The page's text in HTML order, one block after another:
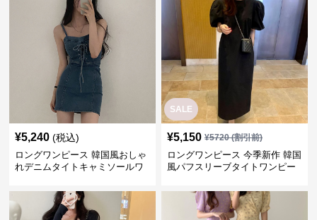
¥5,240 (税込)
ロングワンピース 韓国風おしゃ
れデニムタイトキャミソールワ
SALE
¥5,150 ¥5720(割引前)
ロングワンピース 今季新作 韓国
風パフスリーブタイトワンピー